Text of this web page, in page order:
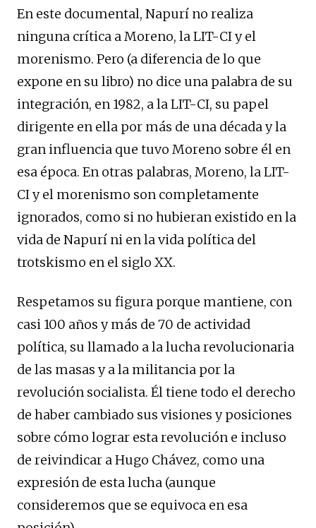
En este documental, Napurí no realiza
ninguna crítica a Moreno, la LIT-CI y el
morenismo. Pero (a diferencia de lo que
expone en su libro) no dice una palabra de su
integración, en 1982, a la LIT-CI, su papel
dirigente en ella por más de una década y la
gran influencia que tuvo Moreno sobre él en
esa época. En otras palabras, Moreno, la LIT-
CI y el morenismo son completamente
ignorados, como si no hubieran existido en la
vida de Napurí ni en la vida política del
trotskismo en el siglo XX.
Respetamos su figura porque mantiene, con
casi 100 años y más de 70 de actividad
política, su llamado a la lucha revolucionaria
de las masas y a la militancia por la
revolución socialista. Él tiene todo el derecho
de haber cambiado sus visiones y posiciones
sobre cómo lograr esta revolución e incluso
de reivindicar a Hugo Chávez, como una
expresión de esta lucha (aunque
consideremos que se equivoca en esa